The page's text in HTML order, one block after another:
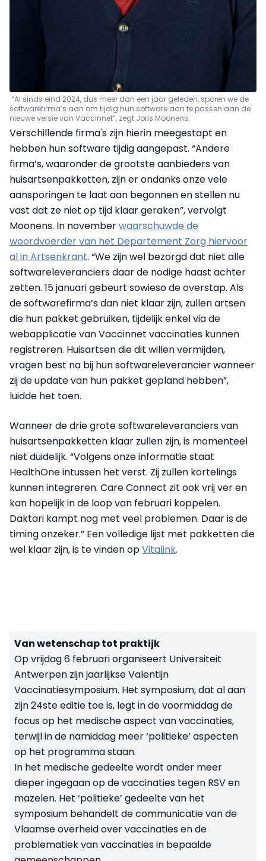
“Al sinds eind 2024, dus meer dan een jaar geleden, sporen we de
softwarefirma’s aan om tijdig hun software aan te passen aan de
nieuwe versie van Vaccinnet”, zegt Joris Moonens.
Verschillende firma's zijn hierin meegestapt en
hebben hun software tijdig aangepast. “Andere
firma’s, waaronder de grootste aanbieders van
huisartsenpakketten, zijn er ondanks onze vele
aansporingen te laat aan begonnen en stellen nu
vast dat ze niet op tijd klaar geraken”, vervolgt
Moonens. In novemberwaarschuwde de
woordvoerder van het Departement Zorg hiervoor
al in Artsenkrant. “We zijn wel bezorgd dat niet alle
softwareleveranciers daar de nodige haast achter
zetten. 15 januari gebeurt sowieso de overstap. Als
de softwarefirma’s dan niet klaar zijn, zullen artsen
die hun pakket gebruiken, tijdelijk enkel via de
webapplicatie van Vaccinnet vaccinaties kunnen
registreren. Huisartsen die dit willen vermijden,
vragen best na bij hun softwareleverancier wanneer
zij de update van hun pakket gepland hebben”,
luidde het toen.
Wanneer de drie grote softwareleveranciers van
huisartsenpakketten klaar zullen zijn, is momenteel
niet duidelijk. “Volgens onze informatie staat
HealthOne intussen het verst. Zij zullen kortelings
kunnen integreren. Care Connect zit ook vrij ver en
kan hopelijk in de loop van februari koppelen.
Daktari kampt nog met veel problemen. Daar is de
timing onzeker.” Een volledige lijst met pakketten die
wel klaar zijn, is te vinden opVitalink.
Van wetenschap tot praktijk
Op vrijdag 6 februari organiseert Universiteit
Antwerpen zijn jaarlijkse Valentijn
Vaccinatiesymposium. Het symposium, dat al aan
zijn 24ste editie toe is, legt in de voormiddag de
focus op het medische aspect van vaccinaties,
terwijl in de namiddag meer ‘politieke’ aspecten
op het programma staan.
In het medische gedeelte wordt onder meer
dieper ingegaan op de vaccinaties tegen RSV en
mazelen. Het ‘politieke’ gedeelte van het
symposium behandelt de communicatie van de
Vlaamse overheid over vaccinaties en de
problematiek van vaccinaties in bepaalde